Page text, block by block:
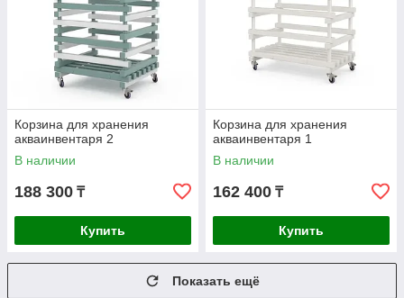
Корзина для хранения
акваинвентаря 2
В наличии
188 300 ₸
Купить
Корзина для хранения
акваинвентаря 1
В наличии
162 400 ₸
Купить
Показать ещё